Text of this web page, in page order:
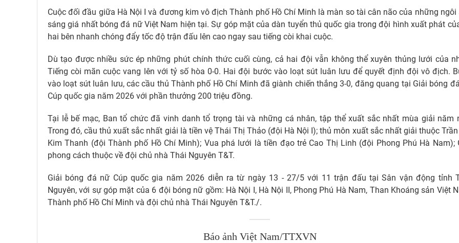
Cuộc đối đầu giữa Hà Nội I và đương kim vô địch Thành phố Hồ Chí Minh là màn so tài cân não của những ngôi
sáng giá nhất bóng đá nữ Việt Nam hiện tại. Sự góp mặt của dàn tuyển thủ quốc gia trong đội hình xuất phát
hai bên nhanh chóng đẩy tốc độ trận đấu lên cao ngay sau tiếng còi khai cuộc.
Dù tạo được nhiều sức ép những phút chính thức cuối cùng, cả hai đội vẫn không thể xuyên thủng lưới của
Tiếng còi mãn cuộc vang lên với tỷ số hòa 0-0. Hai đội bước vào loạt sút luân lưu để quyết định đội vô địch.
vào loạt sút luân lưu, các cầu thủ Thành phố Hồ Chí Minh đã giành chiến thắng 3-0, đăng quang tại Giải bóng
Cúp quốc gia năm 2026 với phần thưởng 200 triệu đồng.
Tại lễ bế mạc, Ban tổ chức đã vinh danh tổ trọng tài và những cá nhân, tập thể xuất sắc nhất mùa giải năm
Trong đó, cầu thủ xuất sắc nhất giải là tiền vệ Thái Thị Thảo (đội Hà Nội I); thủ môn xuất sắc nhất giải thuộc
Kim Thanh (đội Thành phố Hồ Chí Minh); Vua phá lưới là tiền đạo trẻ Cao Thị Linh (đội Phong Phú Hà Nam);
phong cách thuộc về đội chủ nhà Thái Nguyên T&T.
Giải bóng đá nữ Cúp quốc gia năm 2026 diễn ra từ ngày 13 - 27/5 với 11 trận đấu tại Sân vận động tỉnh
Nguyên, với sự góp mặt của 6 đội bóng nữ gồm: Hà Nội I, Hà Nội II, Phong Phú Hà Nam, Than Khoáng sản Việt
Thành phố Hồ Chí Minh và đội chủ nhà Thái Nguyên T&T./.
Báo ảnh Việt Nam/TTXVN